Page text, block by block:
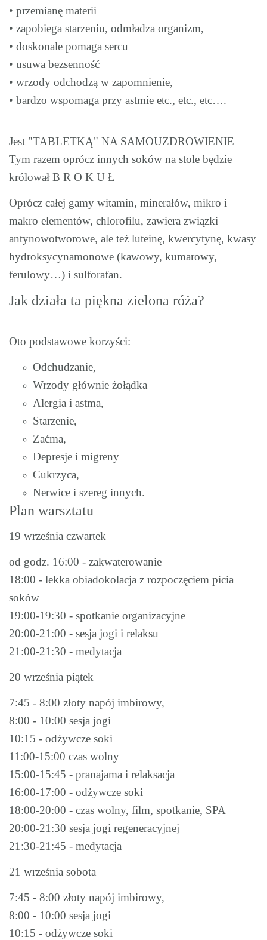
• przemianę materii
• zapobiega starzeniu, odmładza organizm,
• doskonale pomaga sercu
• usuwa bezsenność
• wrzody odchodzą w zapomnienie,
• bardzo wspomaga przy astmie etc., etc., etc….
Jest "TABLETKĄ" NA SAMOUZDROWIENIE
Tym razem oprócz innych soków na stole będzie
królował B R O K U Ł
Oprócz całej gamy witamin, minerałów, mikro i
makro elementów, chlorofilu, zawiera związki
antynowotworowe, ale też luteinę, kwercytynę, kwasy
hydroksycynamonowe (kawowy, kumarowy,
ferulowy…) i sulforafan.
Jak działa ta piękna zielona róża?
Oto podstawowe korzyści:
Odchudzanie,
Wrzody głównie żołądka
Alergia i astma,
Starzenie,
Zaćma,
Depresje i migreny
Cukrzyca,
Nerwice i szereg innych.
Plan warsztatu
19 września czwartek
od godz. 16:00 - zakwaterowanie
18:00 - lekka obiadokolacja z rozpoczęciem picia
soków
19:00-19:30 - spotkanie organizacyjne
20:00-21:00 - sesja jogi i relaksu
21:00-21:30 - medytacja
20 września piątek
7:45 - 8:00 złoty napój imbirowy,
8:00 - 10:00 sesja jogi
10:15 - odżywcze soki
11:00-15:00 czas wolny
15:00-15:45 - pranajama i relaksacja
16:00-17:00 - odżywcze soki
18:00-20:00 - czas wolny, film, spotkanie, SPA
20:00-21:30 sesja jogi regeneracyjnej
21:30-21:45 - medytacja
21 września sobota
7:45 - 8:00 złoty napój imbirowy,
8:00 - 10:00 sesja jogi
10:15 - odżywcze soki